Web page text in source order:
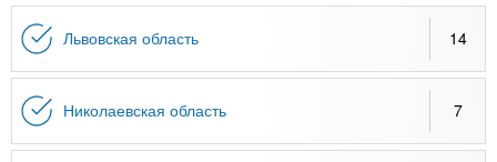
Львовская область 14
Николаевская область 7